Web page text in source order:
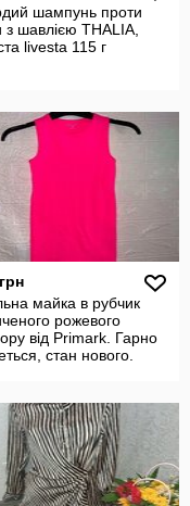
шампунь проти
з шавлією THALIA,
livesta 115 г
майка в рубчик
рожевого
від Primark. Гарно
стан нового.